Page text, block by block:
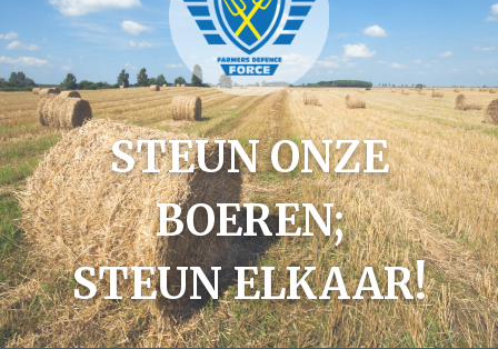
STEUN ONZE
BOEREN;
STEUN ELKAAR!